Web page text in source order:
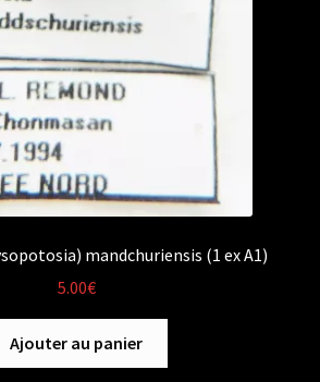
mandchuriensis (1 ex A1)
5.00€
Ajouter au panier